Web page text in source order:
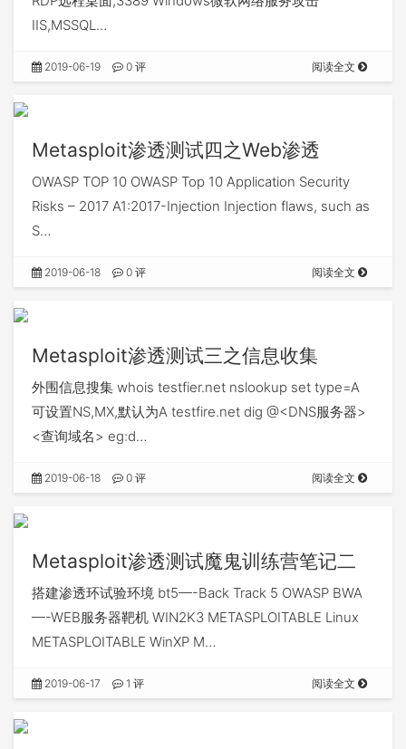
IIS,MSSQL…
2019-06-19 0 评 阅读全文
Metasploit渗透测试四之Web渗透
OWASP TOP 10 OWASP Top 10 Application Security
Risks – 2017 A1:2017-Injection Injection flaws, such as
S…
2019-06-18 0 评 阅读全文
Metasploit渗透测试三之信息收集
外围信息搜集 whois testfier.net nslookup set type=A
可设置NS,MX,默认为A testfire.net dig @<DNS服务器>
<查询域名> eg:d…
2019-06-18 0 评 阅读全文
Metasploit渗透测试魔鬼训练营笔记二
搭建渗透环试验环境 bt5—-Back Track 5 OWASP BWA
—-WEB服务器靶机 WIN2K3 METASPLOITABLE Linux
METASPLOITABLE WinXP M…
2019-06-17 1 评 阅读全文